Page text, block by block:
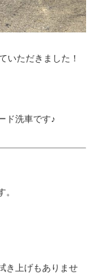
いただきました！
ド洗車です♪
き上げもありませ